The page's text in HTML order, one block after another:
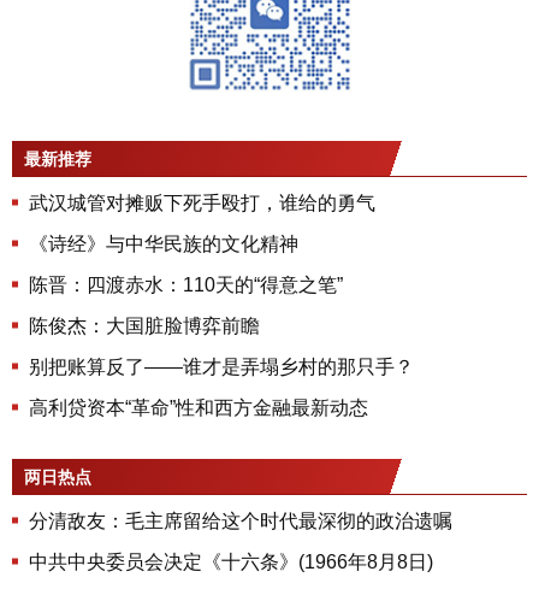
最新推荐
武汉城管对摊贩下死手殴打，谁给的勇气
《诗经》与中华民族的文化精神
陈晋：四渡赤水：110天的“得意之笔”
陈俊杰：大国脏脸博弈前瞻
别把账算反了——谁才是弄塌乡村的那只手？
高利贷资本“革命”性和西方金融最新动态
两日热点
分清敌友：毛主席留给这个时代最深彻的政治遗嘱
中共中央委员会决定《十六条》(1966年8月8日)